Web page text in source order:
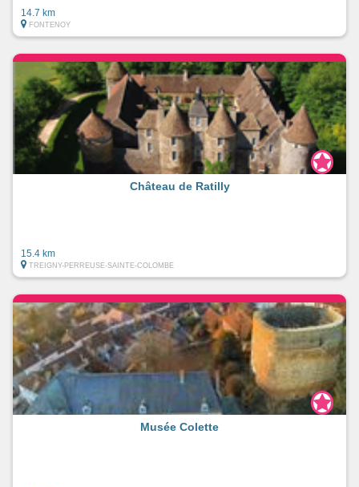
14.7 km
FONTENOY
Château de Ratilly
15.4 km
TREIGNY-PERREUSE-SAINTE-COLOMBE
Musée Colette